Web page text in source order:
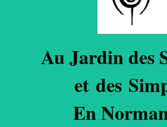
AuJardin des
et des
En